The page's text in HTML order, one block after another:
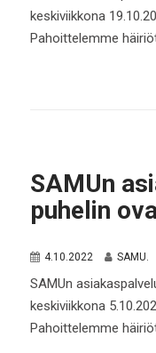
keskiviikkona
Pahoittelemme
SAMUn
puhelin
4.10.2022 SAMU.
SAMUn
keskiviikkona
Pahoittelemme